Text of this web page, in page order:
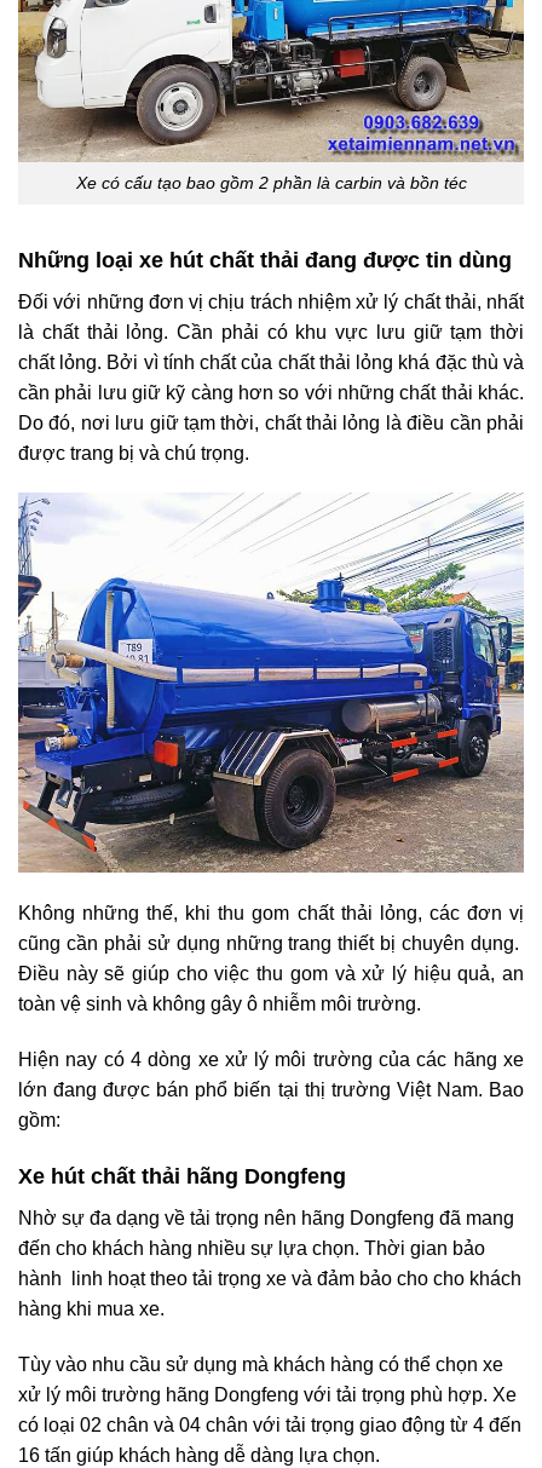
Xe có cấu tạo bao gồm 2 phần là carbin và bồn téc
Những loại xe hút chất thải đang được tin dùng
Đối với những đơn vị chịu trách nhiệm xử lý chất thải, nhất
là chất thải lỏng. Cần phải có khu vực lưu giữ tạm thời
chất lỏng. Bởi vì tính chất của chất thải lỏng khá đặc thù và
cần phải lưu giữ kỹ càng hơn so với những chất thải khác.
Do đó, nơi lưu giữ tạm thời, chất thải lỏng là điều cần phải
được trang bị và chú trọng.
Không những thế, khi thu gom chất thải lỏng, các đơn vị
cũng cần phải sử dụng những trang thiết bị chuyên dụng.
Điều này sẽ giúp cho việc thu gom và xử lý hiệu quả, an
toàn vệ sinh và không gây ô nhiễm môi trường.
Hiện nay có 4 dòng xe xử lý môi trường của các hãng xe
lớn đang được bán phổ biến tại thị trường Việt Nam. Bao
gồm:
Xe hút chất thải hãng Dongfeng
Nhờ sự đa dạng về tải trọng nên hãng Dongfeng đã mang
đến cho khách hàng nhiều sự lựa chọn. Thời gian bảo
hành linh hoạt theo tải trọng xe và đảm bảo cho cho khách
hàng khi mua xe.
Tùy vào nhu cầu sử dụng mà khách hàng có thể chọn xe
xử lý môi trường hãng Dongfeng với tải trọng phù hợp. Xe
có loại 02 chân và 04 chân với tải trọng giao động từ 4 đến
16 tấn giúp khách hàng dễ dàng lựa chọn.